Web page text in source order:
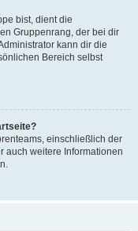
bist, dient die
Gruppenrang, der bei dir
kann dir die
Bereich selbst
einschließlich der
auch weitere Informationen